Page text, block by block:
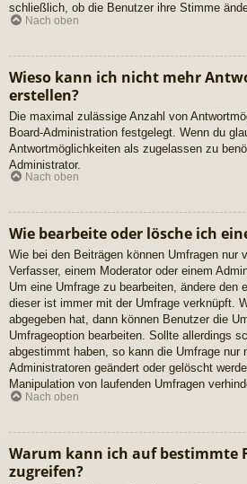
schließlich, ob die Benutzer ihre Stimme
Nach oben
Wieso kann ich nicht mehr
erstellen?
Die maximal zulässige Anzahl von
Board-Administration festgelegt. Wenn du
Antwortmöglichkeiten als zugelassen zu
Administrator.
Nach oben
Wie bearbeite oder lösche ich
Wie bei den Beiträgen können Umfragen nur
Verfasser, einem Moderator oder einem
Um eine Umfrage zu bearbeiten, ändere den
dieser ist immer mit der Umfrage verknüpft.
abgegeben hat, dann können Benutzer die
Umfrageoption bearbeiten. Sollte allerdings
abgestimmt haben, so kann die Umfrage nur
Administratoren geändert oder gelöscht
Manipulation von laufenden Umfragen
Nach oben
Warum kann ich auf bestimmte
zugreifen?